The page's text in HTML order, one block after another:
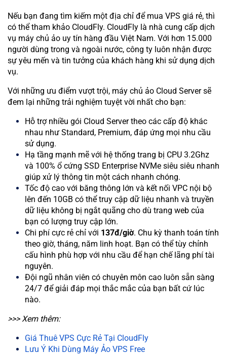
Nếu bạn đang tìm kiếm một địa chỉ để mua VPS giá rẻ, thì
có thể tham khảo CloudFly. CloudFly là nhà cung cấp dịch
vụ máy chủ ảo uy tín hàng đầu Việt Nam. Với hơn 15.000
người dùng trong và ngoài nước, công ty luôn nhận được
sự yêu mến và tin tưởng của khách hàng khi sử dụng dịch
vụ.
Với những ưu điểm vượt trội, máy chủ ảo Cloud Server sẽ
đem lại những trải nghiệm tuyệt vời nhất cho bạn:
Hỗ trợ nhiều gói Cloud Server theo các cấp độ khác
nhau như Standard, Premium, đáp ứng mọi nhu cầu
sử dụng.
Hạ tầng mạnh mẽ với hệ thống trang bị CPU 3.2Ghz
và 100% ổ cứng SSD Enterprise NVMe siêu siêu nhanh
giúp xử lý thông tin một cách nhanh chóng.
Tốc độ cao với băng thông lớn và kết nối VPC nội bộ
lên đến 10GB có thể truy cập dữ liệu nhanh và truyền
dữ liệu không bị ngắt quãng cho dù trang web của
bạn có lượng truy cập lớn.
Chi phí cực rẻ chỉ với 137đ/giờ. Chu kỳ thanh toán tính
theo giờ, tháng, năm linh hoạt. Bạn có thể tùy chỉnh
cấu hình phù hợp với nhu cầu để hạn chế lãng phí tài
nguyên.
Đội ngũ nhân viên có chuyên môn cao luôn sẵn sàng
24/7 để giải đáp mọi thắc mắc của bạn bất cứ lúc
nào.
>>> Xem thêm:
Giá Thuê VPS Cực Rẻ Tại CloudFly
Lưu Ý Khi Dùng Máy Ảo VPS Free